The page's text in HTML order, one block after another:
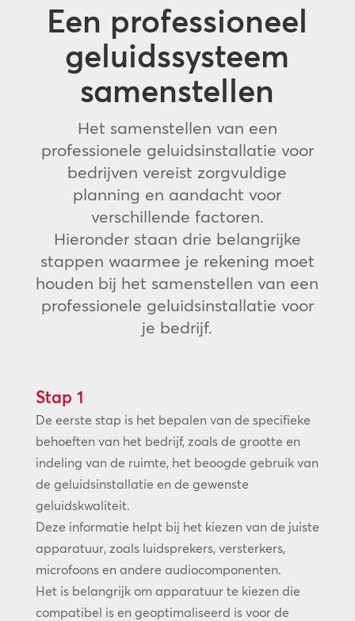
Een professioneel
geluidssysteem
samenstellen
Het samenstellen van een
professionele geluidsinstallatie voor
bedrijven vereist zorgvuldige
planning en aandacht voor
verschillende factoren.
Hieronder staan drie belangrijke
stappen waarmee je rekening moet
houden bij het samenstellen van een
professionele geluidsinstallatie voor
je bedrijf.
Stap 1
De eerste stap is het bepalen van de specifieke
behoeften van het bedrijf, zoals de grootte en
indeling van de ruimte, het beoogde gebruik van
de geluidsinstallatie en de gewenste
geluidskwaliteit.
Deze informatie helpt bij het kiezen van de juiste
apparatuur, zoals luidsprekers, versterkers,
microfoons en andere audiocomponenten.
Het is belangrijk om apparatuur te kiezen die
compatibel is en geoptimaliseerd is voor de